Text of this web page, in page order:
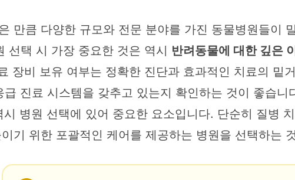
만큼 다양한 규모와 전문 분야를 가진 동물병원들이
선택 시 가장 중요한 것은 역시 반려동물에 대한 깊은
장비 보유 여부는 정확한 진단과 효과적인 치료의 밑
진료 시스템을 갖추고 있는지 확인하는 것이 좋습
병원 선택에 있어 중요한 요소입니다. 단순히 질병
기 위한 포괄적인 케어를 제공하는 병원을 선택하는